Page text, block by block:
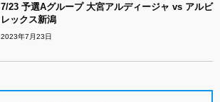
7/23 予選Aグループ 大宮アルディージャ vs アルビ
レックス新潟
2023年7月23日